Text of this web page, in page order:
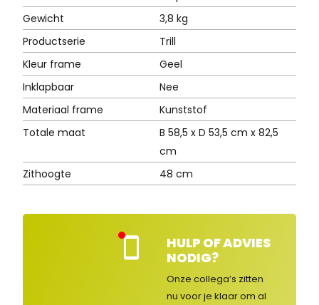
Gewicht
3,8 kg
Productserie
Trill
Kleur frame
Geel
Inklapbaar
Nee
Materiaal frame
Kunststof
Totale maat
B 58,5 x D 53,5 cm x 82,5
cm
Zithoogte
48 cm
nte
HULP OF ADVIES
NODIG?
Onze collega’s zitten
nu voor je klaar om al